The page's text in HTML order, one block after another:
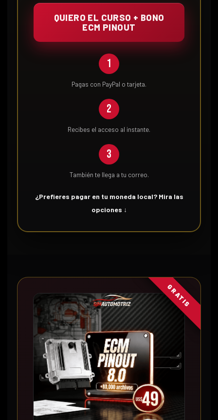
QUIERO EL CURSO + BONO
ECM PINOUT
1
Pagas con PayPal o tarjeta.
2
Recibes el acceso al instante.
3
También te llega a tu correo.
¿Prefieres pagar en tu moneda local? Mira las
opciones ↓
GRATIS